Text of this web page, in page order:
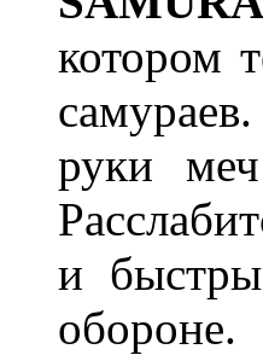
котором
руки
и
обороне.